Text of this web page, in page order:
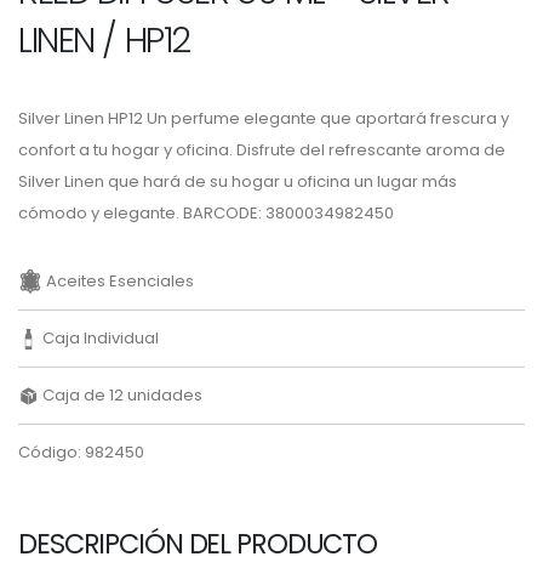
LINEN / HP12
Silver Linen HP12 Un perfume elegante que aportará frescura y
confort a tu hogar y oficina. Disfrute del refrescante aroma de
Silver Linen que hará de su hogar u oficina un lugar más
cómodo y elegante. BARCODE: 3800034982450
Aceites Esenciales
Caja Individual
Caja de 12 unidades
Código: 982450
DESCRIPCIÓN DEL PRODUCTO